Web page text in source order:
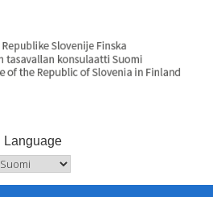
Language
Language